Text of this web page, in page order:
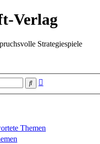
Verlag
Strategiespiele
Suche
Themen